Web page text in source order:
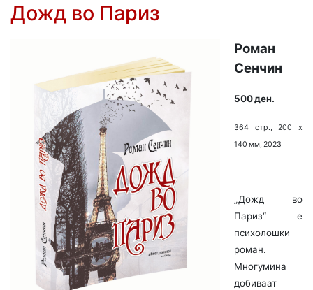
Дожд во Париз
Роман
Сенчин
500 ден.
364 стр., 200 х
140 мм, 2023
„Дожд во
Париз“ е
психолошки
роман.
Многумина
добиваат